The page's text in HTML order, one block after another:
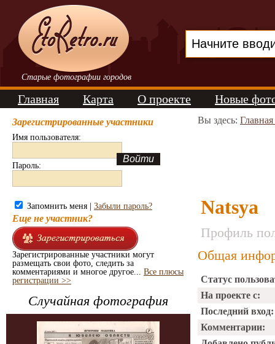
Старые фотографии городов
Главная Карта О проекте Новые
Зарегистрированные участники
Имя пользователя:
Пароль:
Запомнить меня | Забыли пароль?
Еще не участник?
Зарегистрированные участники могут
размещать свои фото, следить за
комментариями и многое другое... Все плюсы
регистрации >>
Случайная фотография
Вы здесь:
Natsya
Профиль
Общая
Статус
На проекте с:
Последний вход:
Комментарии: